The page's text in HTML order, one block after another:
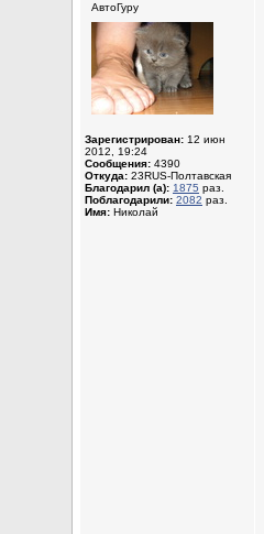
АвтоГуру
Зарегистрирован: 12 июн
2012, 19:24
Сообщения: 4390
Откуда: 23RUS-Полтавская
Благодарил (а): 1875 раз.
Поблагодарили: 2082 раз.
Имя: Николай